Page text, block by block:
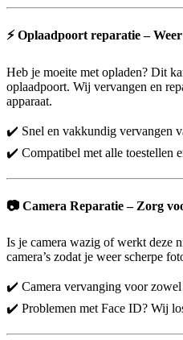
⚡Oplaadpoort reparatie –
Heb je moeite met opladen? Dit
oplaadpoort. Wij vervangen en
apparaat.
✔️ Snel en vakkundig vervangen
✔️ Compatibel met alle toestellen
📷 Camera Reparatie – Zorg
Is je camera wazig of werkt deze
camera’s zodat je weer scherpe
✔️ Camera vervanging voor zowel
✔️ Problemen met Face ID? Wij